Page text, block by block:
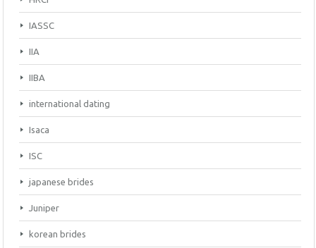
IASSC
IIA
IIBA
international dating
Isaca
ISC
japanese brides
Juniper
korean brides